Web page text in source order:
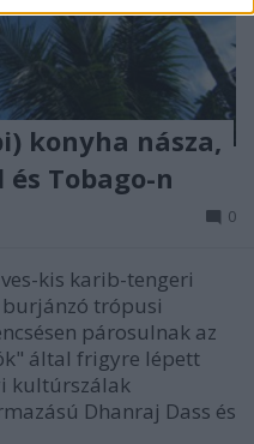
konyha násza,
Tobago-n
0
kis karib-tengeri
trópusi
párosulnak az
által frigyre lépett
kultúrszálak
Dhanraj Dass és